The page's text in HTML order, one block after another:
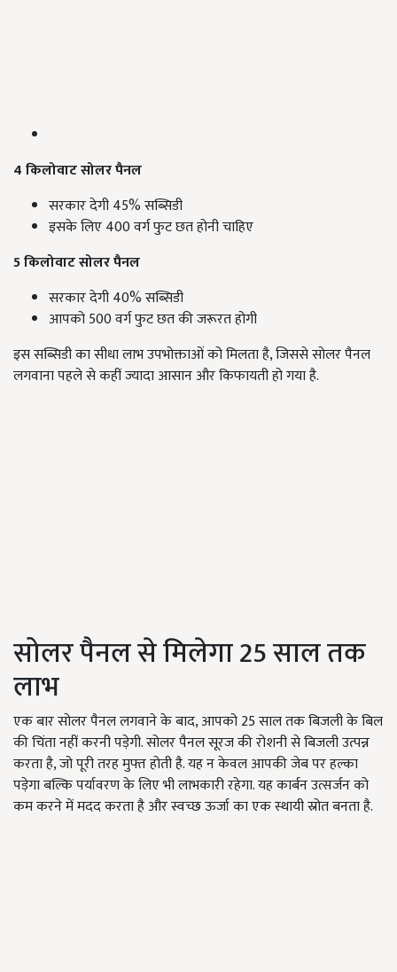
4 किलोवाट सोलर पैनल
सरकार देगी 45% सब्सिडी
इसके लिए 400 वर्ग फुट छत होनी चाहिए
5 किलोवाट सोलर पैनल
सरकार देगी 40% सब्सिडी
आपको 500 वर्ग फुट छत की जरूरत होगी
इस सब्सिडी का सीधा लाभ उपभोक्ताओं को मिलता है, जिससे सोलर पैनल
लगवाना पहले से कहीं ज्यादा आसान और किफायती हो गया है.
सोलर पैनल से मिलेगा 25 साल तक
लाभ
एक बार सोलर पैनल लगवाने के बाद, आपको 25 साल तक बिजली के बिल
की चिंता नहीं करनी पड़ेगी. सोलर पैनल सूरज की रोशनी से बिजली उत्पन्न
करता है, जो पूरी तरह मुफ्त होती है. यह न केवल आपकी जेब पर हल्का
पड़ेगा बल्कि पर्यावरण के लिए भी लाभकारी रहेगा. यह कार्बन उत्सर्जन को
कम करने में मदद करता है और स्वच्छ ऊर्जा का एक स्थायी स्रोत बनता है.